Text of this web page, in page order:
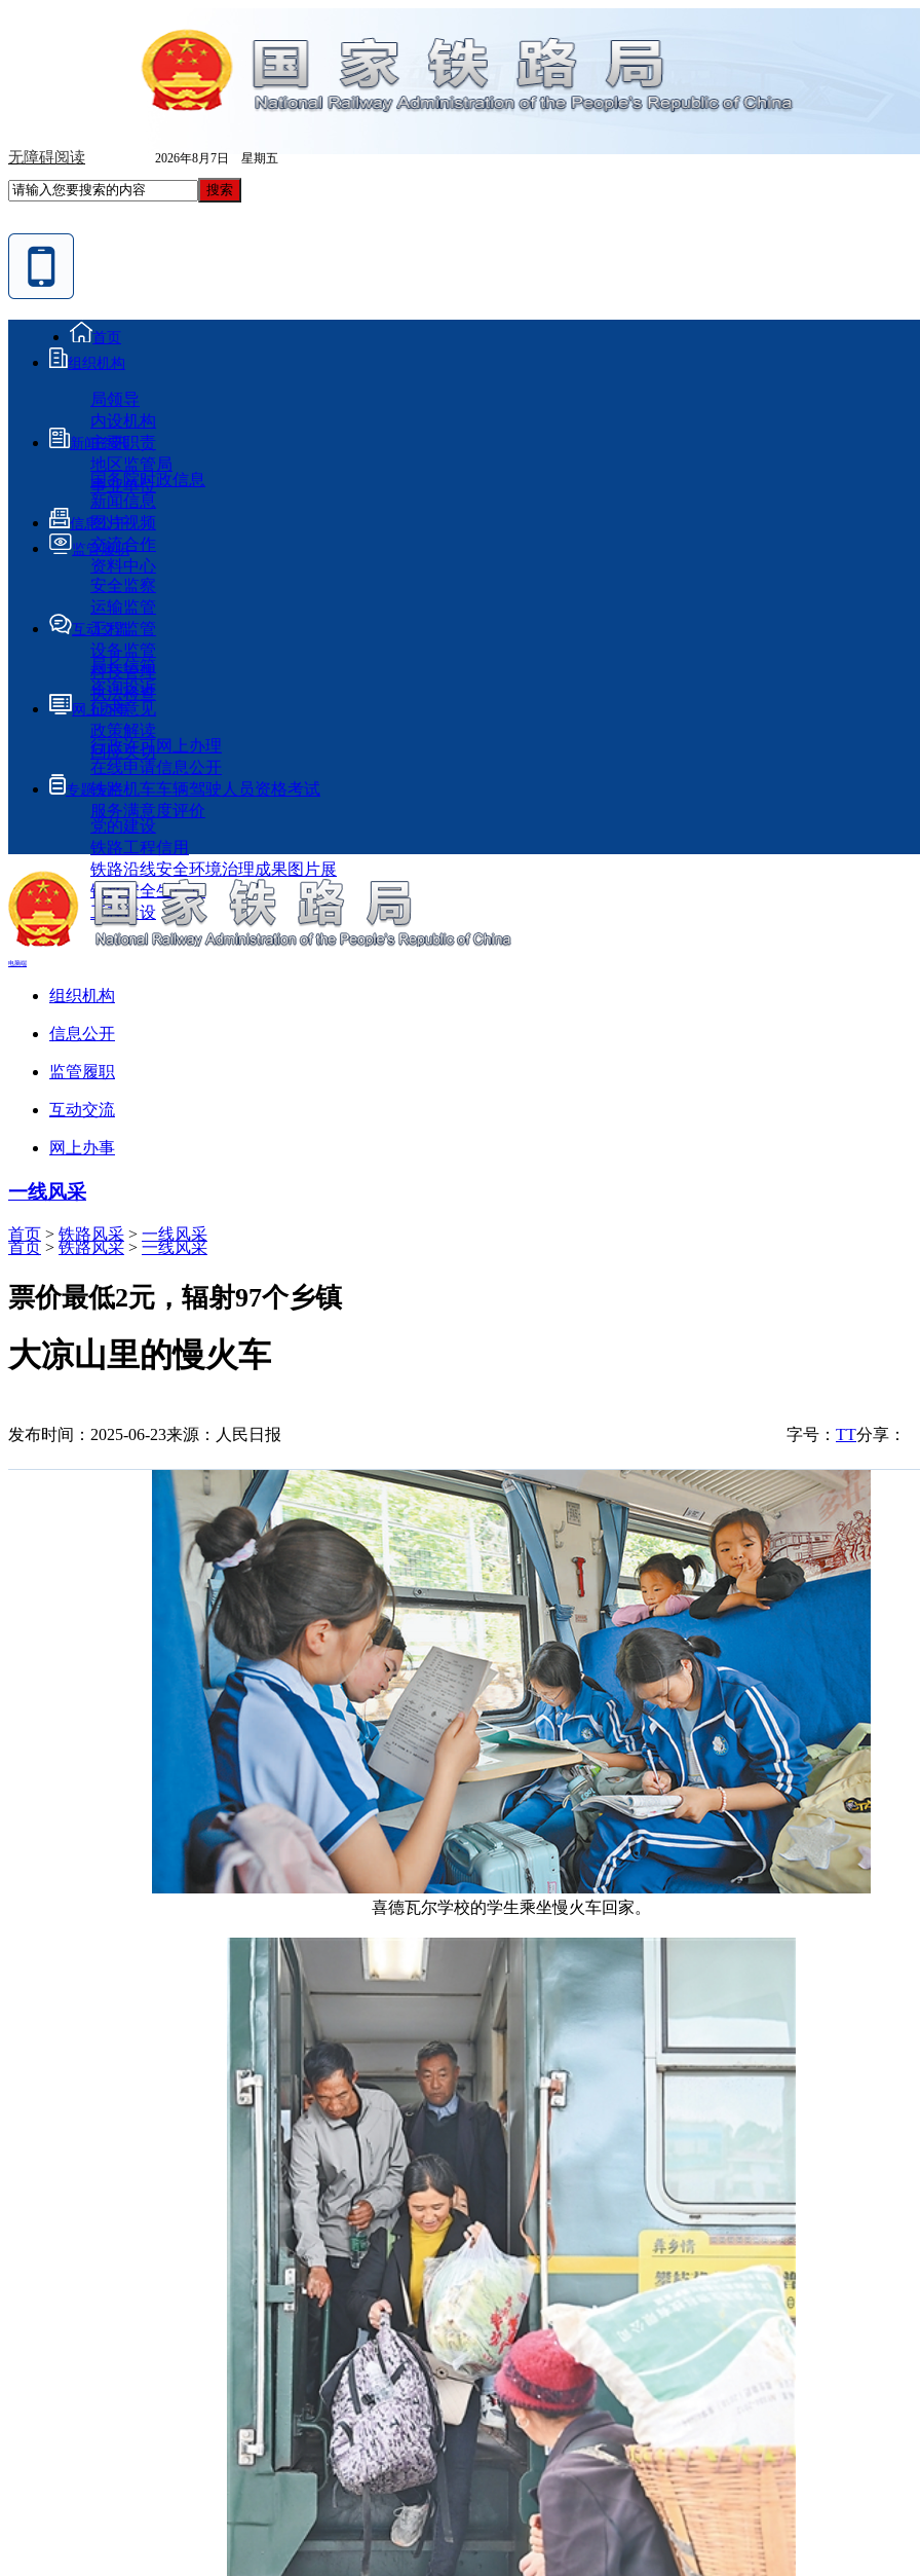
无障碍阅读 2026年8月7日 星期五
首页
组织机构
局领导
内设机构
主要职责
地区监管局
事业单位
新闻资讯
国务院时政信息
新闻信息
图片视频
交流合作
资料中心
信息公开
监管履职
安全监察
运输监管
工程监管
设备监管
科技管理
执法检查
互动交流
局长信箱
咨询投诉
征求意见
政策解读
回应关切
网上办事
行政许可网上办理
在线申请信息公开
铁路机车车辆驾驶人员资格考试
服务满意度评价
专题专栏
党的建设
铁路工程信用
铁路沿线安全环境治理成果图片展
铁路安全生产月
工程建设
电脑端
组织机构
信息公开
监管履职
互动交流
网上办事
一线风采
首页 > 铁路风采 > 一线风采
首页 > 铁路风采 > 一线风采
票价最低2元，辐射97个乡镇
大凉山里的慢火车
发布时间：2025-06-23来源：人民日报 分享：
字号： TT
喜德瓦尔学校的学生乘坐慢火车回家。